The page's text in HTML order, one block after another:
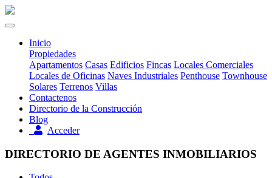
Inicio
Propiedades
Apartamentos Casas Edificios Fincas Locales Comerciales
Locales de Oficinas Naves Industriales Penthouse Townhouse
Solares Terrenos Villas
Contactenos
Directorio de la Construcción
Blog
Acceder
DIRECTORIO DE AGENTES INMOBILIARIOS